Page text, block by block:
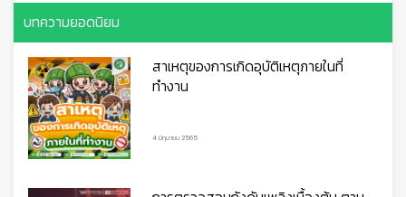
บทความยอดนิยม
สาเหตุของการเกิดอุบัติเหตุภายในที่
ทำงาน
4 มิถุนายน 2565